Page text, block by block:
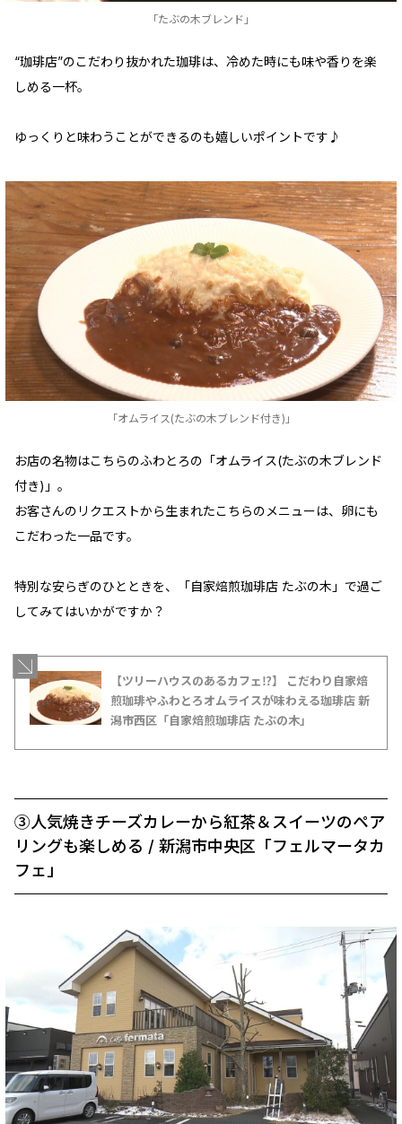
「たぶの木ブレンド」
“珈琲店”のこだわり抜かれた珈琲は、冷めた時にも味や香りを楽
しめる一杯。
ゆっくりと味わうことができるのも嬉しいポイントです♪
「オムライス(たぶの木ブレンド付き)」
お店の名物はこちらのふわとろの「オムライス(たぶの木ブレンド
付き)」。
お客さんのリクエストから生まれたこちらのメニューは、卵にも
こだわった一品です。
特別な安らぎのひとときを、「自家焙煎珈琲店 たぶの木」で過ご
してみてはいかがですか？
【ツリーハウスのあるカフェ⁉︎】 こだわり自家焙
煎珈琲やふわとろオムライスが味わえる珈琲店 新
潟市西区「自家焙煎珈琲店 たぶの木」
③人気焼きチーズカレーから紅茶＆スイーツのペア
リングも楽しめる / 新潟市中央区「フェルマータカ
フェ」